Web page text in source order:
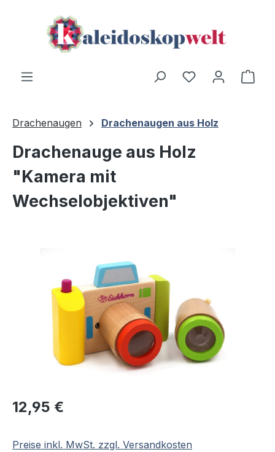
Zum Hauptinhalt springen
Drachenaugen Drachenaugen aus Holz
Drachenauge aus Holz
"Kamera mit
Wechselobjektiven"
Regulärer Preis:
12,95 €
Preise inkl. MwSt. zzgl. Versandkosten